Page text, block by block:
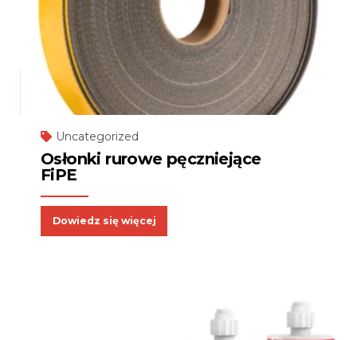
Uncategorized
Osłonki rurowe pęczniejące
FiPE
Dowiedz się więcej